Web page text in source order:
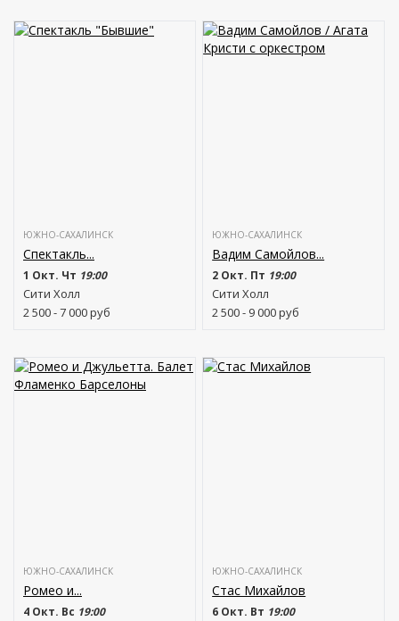
ЮЖНО-САХАЛИНСК
Спектакль...
1 Окт. Чт 19:00
Сити Холл
2 500 - 7 000руб
ЮЖНО-САХАЛИНСК
Вадим Самойлов...
2 Окт. Пт 19:00
Сити Холл
2 500 - 9 000руб
ЮЖНО-САХАЛИНСК
Ромео и...
4 Окт. Вс 19:00
ЮЖНО-САХАЛИНСК
Стас Михайлов
6 Окт. Вт 19:00